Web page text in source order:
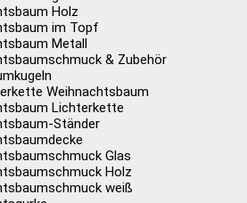
Holz
im Topf
Metall
& Zubehör
Weihnachtsbaum
Lichterkette
Ständer
Glas
Holz
weiß